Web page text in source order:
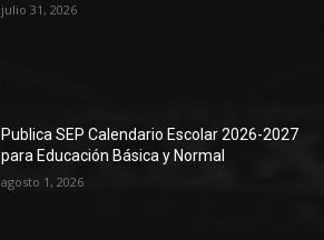
julio 31, 2026
Publica SEP Calendario Escolar 2026-2027
para Educación Básica y Normal
agosto 1, 2026